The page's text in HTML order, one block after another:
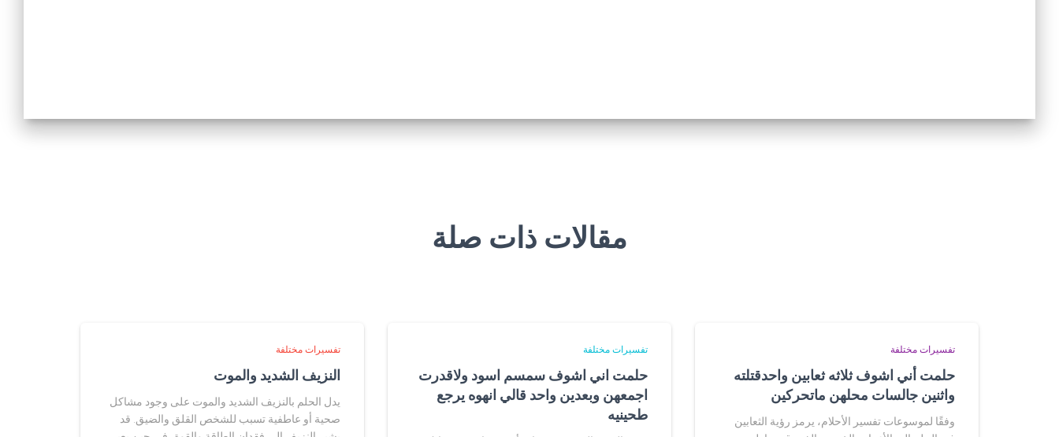
مقالات ذات صلة
تفسيرات مختلفة
حلمت أني اشوف ثلاثه ثعابين واحدقتلته
واثنين جالسات محلهن ماتحركين
وفقًا لموسوعات تفسير الأحلام، يرمز رؤية الثعابين
تفسيرات مختلفة
حلمت اني اشوف سمسم اسود ولاقدرت
اجمعهن وبعدين واحد قالي انهوه يرجع
طحينيه
تفسيرات مختلفة
النزيف الشديد والموت
يدل الحلم بالنزيف الشديد والموت على وجود مشاكل
صحية أو عاطفية تسبب للشخص القلق والضيق. قد